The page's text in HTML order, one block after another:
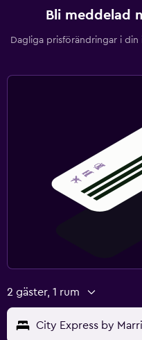
Bli meddelad
Dagliga prisförändringar i
2 gäster, 1 rum
City Express by